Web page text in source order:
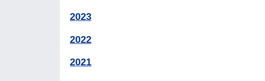
2023
2022
2021